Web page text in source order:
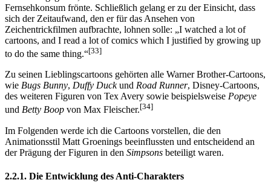
Fernsehkonsum frönte. Schließlich gelang er zu der Einsicht, dass
sich der Zeitaufwand, den er für das Ansehen von
Zeichentrickfilmen aufbrachte, lohnen solle: „I watched a lot of
cartoons, and I read a lot of comics which I justified by growing up
to do the same thing.“[33]
Zu seinen Lieblingscartoons gehörten alle Warner Brother-Cartoons,
wie Bugs Bunny, Duffy Duckund Road Runner, Disney-Cartoons,
des weiteren Figuren von Tex Avery sowie beispielsweise Popeye
und Betty Boop von Max Fleischer.[34]
Im Folgenden werde ich die Cartoons vorstellen, die den
Animationsstil Matt Groenings beeinflussten und entscheidend an
der Prägung der Figuren in den Simpsons beteiligt waren.
2.2.1. Die Entwicklung des Anti-Charakters